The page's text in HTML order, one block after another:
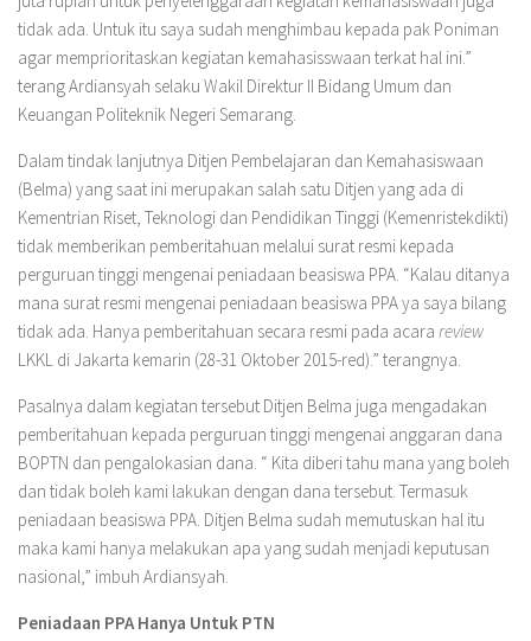
tidak ada. Untuk itu saya sudah menghimbau kepada pak Poniman
agar memprioritaskan kegiatan kemahasisswaan terkat hal ini.”
terang Ardiansyah selaku Wakil Direktur II Bidang Umum dan
Keuangan Politeknik Negeri Semarang.
Dalam tindak lanjutnya Ditjen Pembelajaran dan Kemahasiswaan
(Belma) yang saat ini merupakan salah satu Ditjen yang ada di
Kementrian Riset, Teknologi dan Pendidikan Tinggi (Kemenristekdikti)
tidak memberikan pemberitahuan melalui surat resmi kepada
perguruan tinggi mengenai peniadaan beasiswa PPA. “Kalau ditanya
mana surat resmi mengenai peniadaan beasiswa PPA ya saya bilang
tidak ada. Hanya pemberitahuan secara resmi pada acara review
LKKL di Jakarta kemarin (28-31 Oktober 2015-red).” terangnya.
Pasalnya dalam kegiatan tersebut Ditjen Belma juga mengadakan
pemberitahuan kepada perguruan tinggi mengenai anggaran dana
BOPTN dan pengalokasian dana. “ Kita diberi tahu mana yang boleh
dan tidak boleh kami lakukan dengan dana tersebut. Termasuk
peniadaan beasiswa PPA. Ditjen Belma sudah memutuskan hal itu
maka kami hanya melakukan apa yang sudah menjadi keputusan
nasional,” imbuh Ardiansyah.
Peniadaan PPAHanya Untuk PTN